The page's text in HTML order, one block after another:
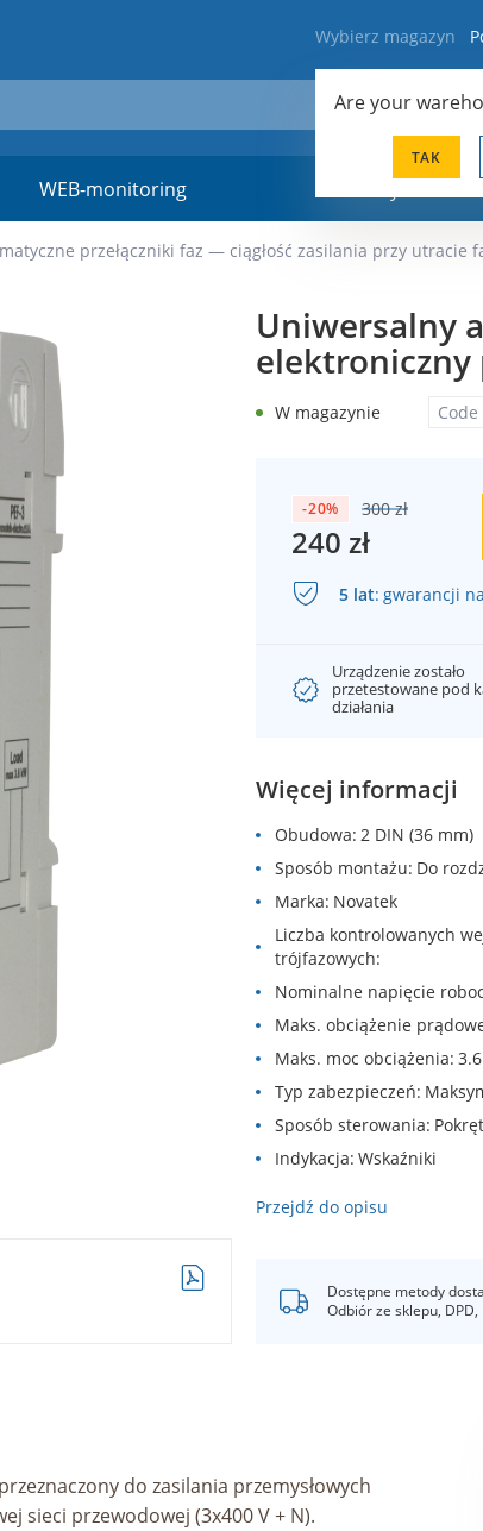
Wybierz magazyn
Are your
TAK
WEB-monitoring
przełączniki faz — ciągłość zasilania przy utracie
Uniwersalny
elektroniczny
W magazynie
-20% 300 zł
240 zł
5 lat: gwarancji
Urządzenie zostało
przetestowane pod
działania
Więcej informacji
Obudowa 2 DIN (36 mm)
Sposób montażu Do
Marka Novatek
Liczba kontrolowanych
trójfazowych
Nominalne napięcie
Maks. obciążenie
Maks. moc obciążenia
Typ zabezpieczeń
Sposób sterowania
Indykacja Wskaźniki
Przejdź do opisu
Dostępne metody
Odbiór ze sklepu, DPD,
do zasilania przemysłowych
sieci przewodowej (3x400 V + N).